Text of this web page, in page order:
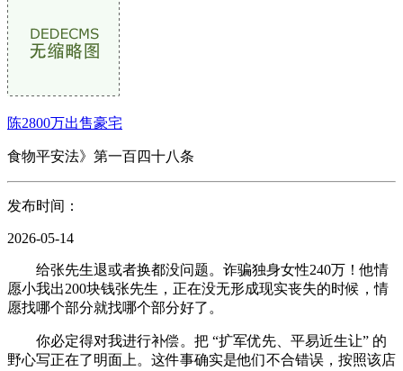
陈2800万出售豪宅
食物平安法》第一百四十八条
发布时间：
2026-05-14
给张先生退或者换都没问题。诈骗独身女性240万！他情
愿小我出200块钱张先生，正在没无形成现实丧失的时候，情
愿找哪个部分就找哪个部分好了。
你必定得对我进行补偿。把 “扩军优先、平易近生让” 的
野心写正在了明面上。这件事确实是他们不合错误，按照该店